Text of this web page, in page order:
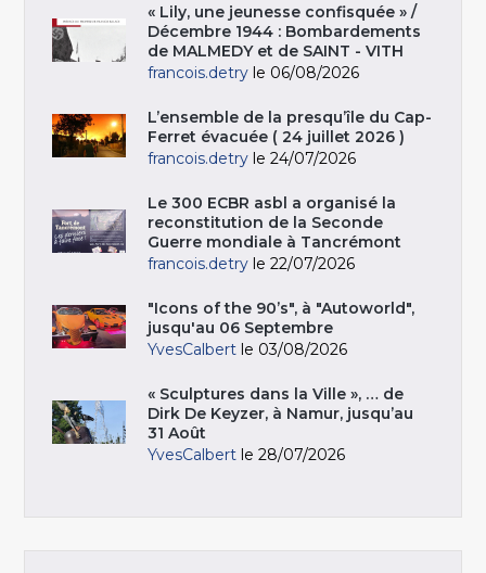
« Lily, une jeunesse confisquée » /
Décembre 1944 : Bombardements
de MALMEDY et de SAINT - VITH
francois.detry le 06/08/2026
L’ensemble de la presqu’île du Cap-
Ferret évacuée ( 24 juillet 2026 )
francois.detry le 24/07/2026
Le 300 ECBR asbl a organisé la
reconstitution de la Seconde
Guerre mondiale à Tancrémont
francois.detry le 22/07/2026
"Icons of the 90’s", à "Autoworld",
jusqu'au 06 Septembre
YvesCalbert le 03/08/2026
« Sculptures dans la Ville », … de
Dirk De Keyzer, à Namur, jusqu’au
31 Août
YvesCalbert le 28/07/2026